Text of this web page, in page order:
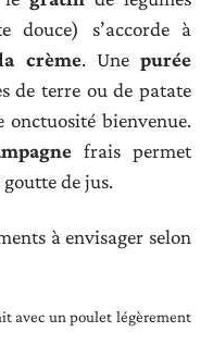
douce) s’accorde à
crème. Une purée
de terre ou de patate
onctuosité bienvenue.
frais permet
de jus.
à envisager selon
avec un poulet légèrement